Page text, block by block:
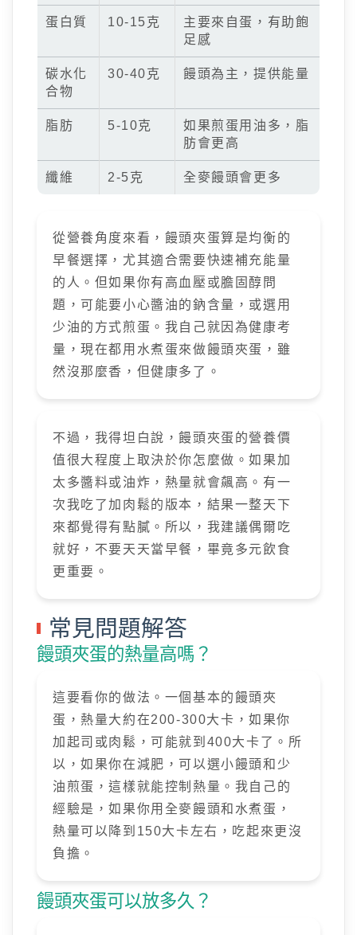
蛋白質 10-15克
主要來自蛋，有助飽
足感
碳水化
合物
30-40克 饅頭為主，提供能量
脂肪 5-10克
如果煎蛋用油多，脂
肪會更高
纖維 2-5克 全麥饅頭會更多
從營養角度來看，饅頭夾蛋算是均衡的
早餐選擇，尤其適合需要快速補充能量
的人。但如果你有高血壓或膽固醇問
題，可能要小心醬油的鈉含量，或選用
少油的方式煎蛋。我自己就因為健康考
量，現在都用水煮蛋來做饅頭夾蛋，雖
然沒那麼香，但健康多了。
不過，我得坦白說，饅頭夾蛋的營養價
值很大程度上取決於你怎麼做。如果加
太多醬料或油炸，熱量就會飆高。有一
次我吃了加肉鬆的版本，結果一整天下
來都覺得有點膩。所以，我建議偶爾吃
就好，不要天天當早餐，畢竟多元飲食
更重要。
常見問題解答
饅頭夾蛋的熱量高嗎？
這要看你的做法。一個基本的饅頭夾
蛋，熱量大約在200-300大卡，如果你
加起司或肉鬆，可能就到400大卡了。所
以，如果你在減肥，可以選小饅頭和少
油煎蛋，這樣就能控制熱量。我自己的
經驗是，如果你用全麥饅頭和水煮蛋，
熱量可以降到150大卡左右，吃起來更沒
負擔。
饅頭夾蛋可以放多久？